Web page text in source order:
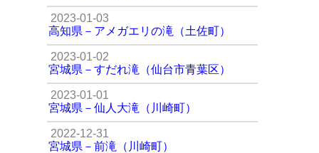
2023-01-03
高知県－アメガエリの滝（土佐町）
2023-01-02
宮城県－すだれ滝（仙台市青葉区）
2023-01-01
宮城県－仙人大滝（川崎町）
2022-12-31
宮城県－前滝（川崎町）